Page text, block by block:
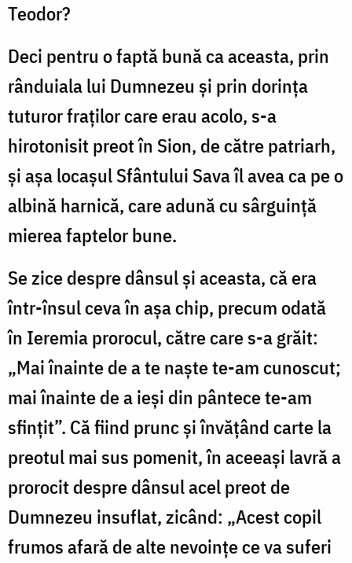
Teodor?
Deci pentru o faptă bună ca aceasta, prin
rânduiala lui Dumnezeu și prin dorința
tuturor fraților care erau acolo, s-a
hirotonisit preot în Sion, de către patriarh,
și așa locașul Sfântului Sava îl avea ca pe o
albină harnică, care adună cu sârguință
mierea faptelor bune.
Se zice despre dânsul și aceasta, că era
într-însul ceva în așa chip, precum odată
în Ieremia prorocul, către care s-a grăit:
„Mai înainte de a te naște te-am cunoscut;
mai înainte de a ieși din pântece te-am
sfințit”. Că fiind prunc și învățând carte la
preotul mai sus pomenit, în aceeași lavră a
prorocit despre dânsul acel preot de
Dumnezeu insuflat, zicând: „Acest copil
frumos afară de alte nevoințe ce va suferi